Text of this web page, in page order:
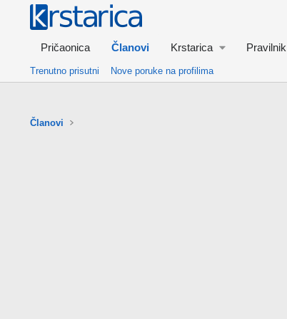
Pričaonica Članovi Krstarica Pravilnik
Trenutno prisutni Nove poruke na profilima
Članovi